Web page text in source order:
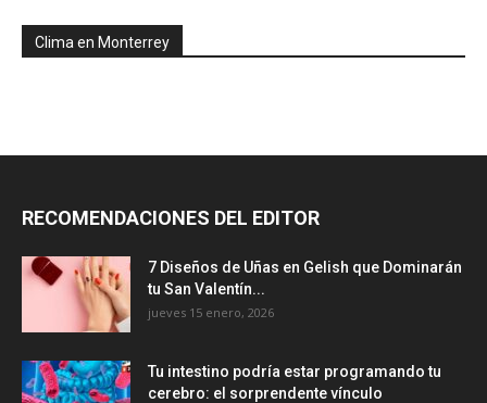
Clima en Monterrey
RECOMENDACIONES DEL EDITOR
7 Diseños de Uñas en Gelish que Dominarán
tu San Valentín...
jueves 15 enero, 2026
Tu intestino podría estar programando tu
cerebro: el sorprendente vínculo